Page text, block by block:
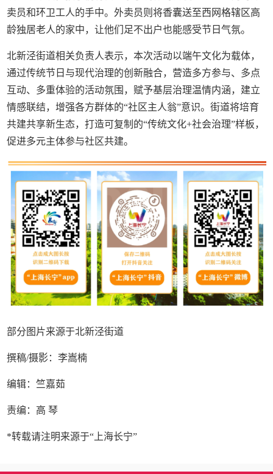
卖员和环卫工人的手中。外卖员则将香囊送至西网格辖区高
龄独居老人的家中，让他们足不出户也能感受节日气氛。
北新泾街道相关负责人表示，本次活动以端午文化为载体，
通过传统节日与现代治理的创新融合，营造多方参与、多点
互动、多重体验的活动氛围，赋予基层治理温情内涵，建立
情感联结，增强各方群体的“社区主人翁”意识。街道将培育
共建共享新生态，打造可复制的“传统文化+社会治理”样板，
促进多元主体参与社区共建。
部分图片来源于北新泾街道
撰稿/摄影：李嵩楠
编辑：竺嘉茹
责编：高 琴
*转载请注明来源于“上海长宁”